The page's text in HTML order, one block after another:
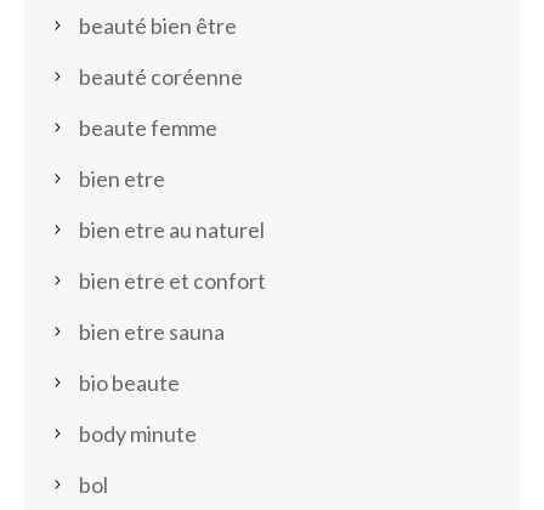
beauté bien être
beauté coréenne
beaute femme
bien etre
bien etre au naturel
bien etre et confort
bien etre sauna
bio beaute
body minute
bol